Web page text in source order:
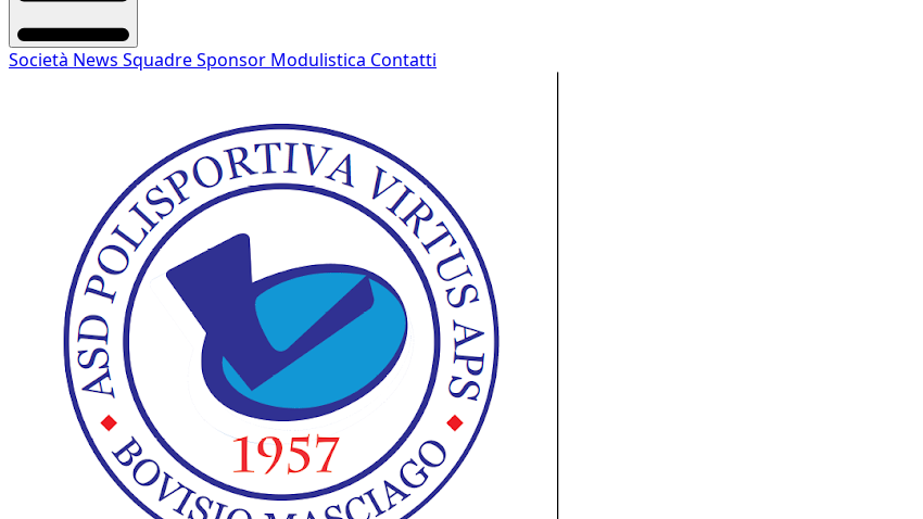
Società News SquadreSponsor Modulistica Contatti